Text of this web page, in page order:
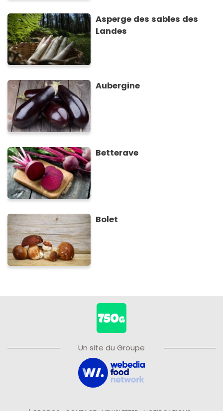
Asperge des sables des
Landes
Aubergine
Betterave
Bolet
Un site du Groupe